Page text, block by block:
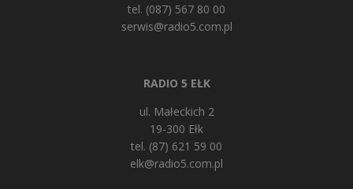
tel. (087) 567 80 00
serwis@radio5.com.pl
RADIO 5 EŁK
ul. Małeckich 2
19-300 Ełk
tel. (87) 621 59 00
elk@radio5.com.pl